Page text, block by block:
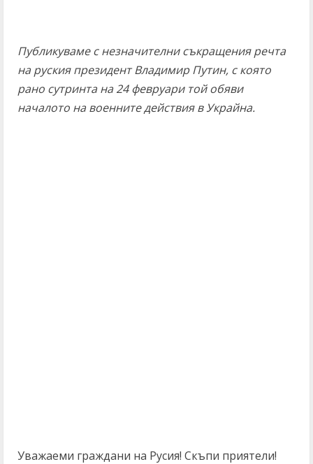
Публикуваме с незначителни съкращения речта
на руския президент Владимир Путин, с която
рано сутринта на 24 февруари той обяви
началото на военните действия в Украйна.
Уважаеми граждани на Русия! Скъпи приятели!